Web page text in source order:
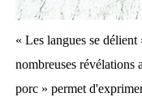
« Les langues se
nombreuses révélations
porc » permet